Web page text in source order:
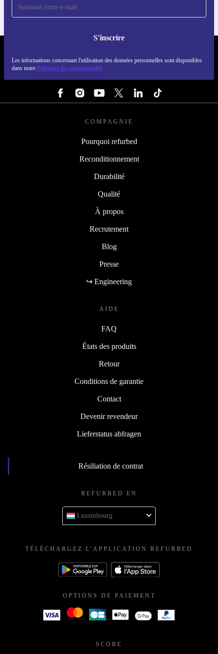
S'inscrire
Les informations concernant l'utilisation des données personnelles sont disponibles
dans notre Politique de confidentialité
COMPAGNIE
Pourquoi refurbed
Reconditionnement
Durabilité
Qualité
À propos
Recrutement
Blog
Presse
↪ Engineering
AIDE
FAQ
États des produits
Retour
Conditions de garantie
Contact
Devenir revendeur
Lieferstatus abfragen
Résiliation de contrat
REFURBED EN
Luxembourg
TÉLÉCHARGEZ L'APPLICATION REFURBED
OPTIONS DE PAIEMENT
SCORE